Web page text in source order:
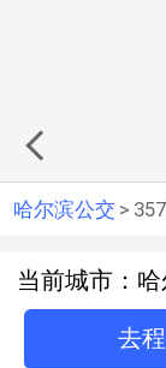
哈尔滨公交 >
当前城市：
去程